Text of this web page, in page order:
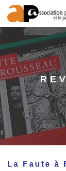
Aller
contenu
principal
Image
La Faute à